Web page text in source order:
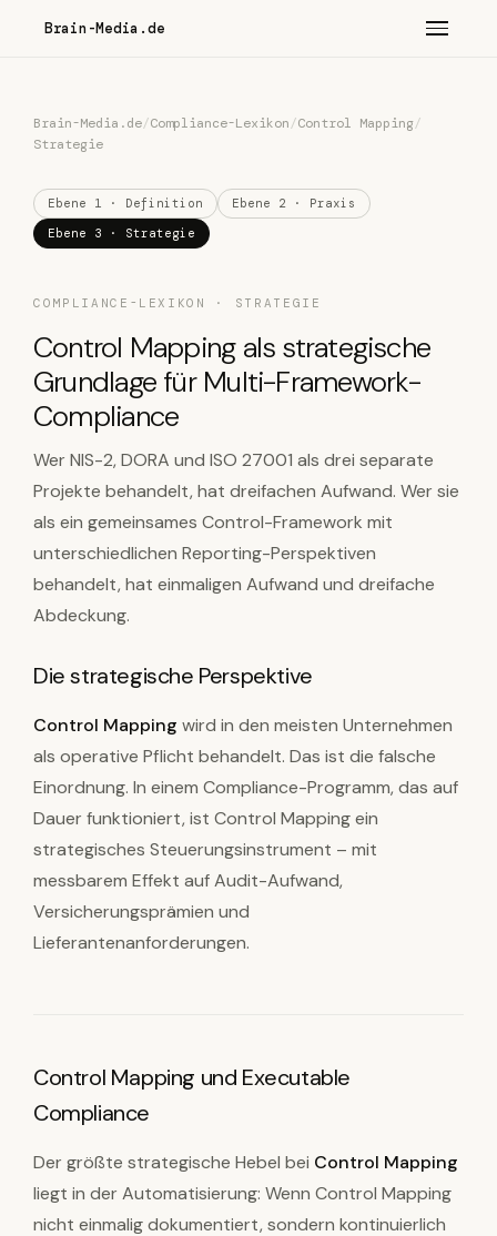
Brain-Media.de
Brain-Media.de/Compliance-Lexikon/Control Mapping/
Strategie
Ebene 1 · Definition
Ebene 2 · Praxis
Ebene 3 · Strategie
COMPLIANCE-LEXIKON · STRATEGIE
Control Mapping als strategische
Grundlage für Multi-Framework-
Compliance
Wer NIS-2, DORA und ISO 27001 als drei separate
Projekte behandelt, hat dreifachen Aufwand. Wer sie
als ein gemeinsames Control-Framework mit
unterschiedlichen Reporting-Perspektiven
behandelt, hat einmaligen Aufwand und dreifache
Abdeckung.
Die strategische Perspektive
Control Mapping wird in den meisten Unternehmen
als operative Pflicht behandelt. Das ist die falsche
Einordnung. In einem Compliance-Programm, das auf
Dauer funktioniert, ist Control Mapping ein
strategisches Steuerungsinstrument – mit
messbarem Effekt auf Audit-Aufwand,
Versicherungsprämien und
Lieferantenanforderungen.
Control Mapping und Executable
Compliance
Der größte strategische Hebel bei Control Mapping
liegt in der Automatisierung: Wenn Control Mapping
nicht einmalig dokumentiert, sondern kontinuierlich